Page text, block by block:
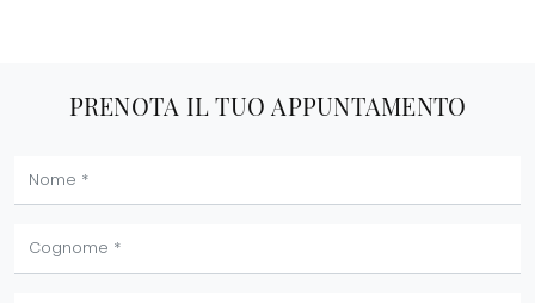
PRENOTA IL TUO APPUNTAMENTO